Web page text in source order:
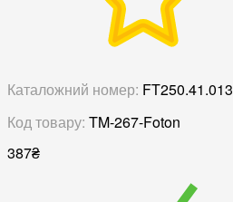
Каталожний номер: FT250.41.013
Код товару: TM-267-Foton
387₴